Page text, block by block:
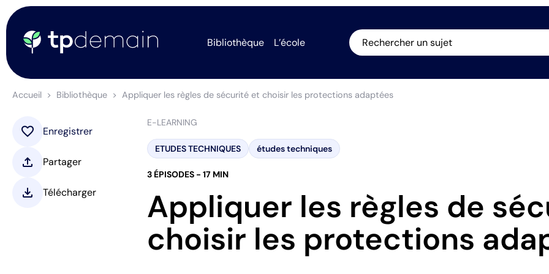
Bibliothèque L’école Rechercher un sujet
Accueil Bibliothèque Appliquer les règles de sécurité et choisir les protections adaptées
E-LEARNING
ETUDES TECHNIQUES études techniques
3 ÉPISODES - 17 MIN
Appliquer les règles de
choisir les protections
favorite Enregistrer
upload Partager
download Télécharger